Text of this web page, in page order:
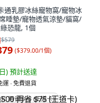
通乳膠冰絲寵物窩/寵物冰
睡墊/寵物透氣涼墊/貓窩/
恐龍, 1個
$579
($379.00/1個)
) 預計送達
運 ∙ 免費退貨
再省 $75 (王道卡)